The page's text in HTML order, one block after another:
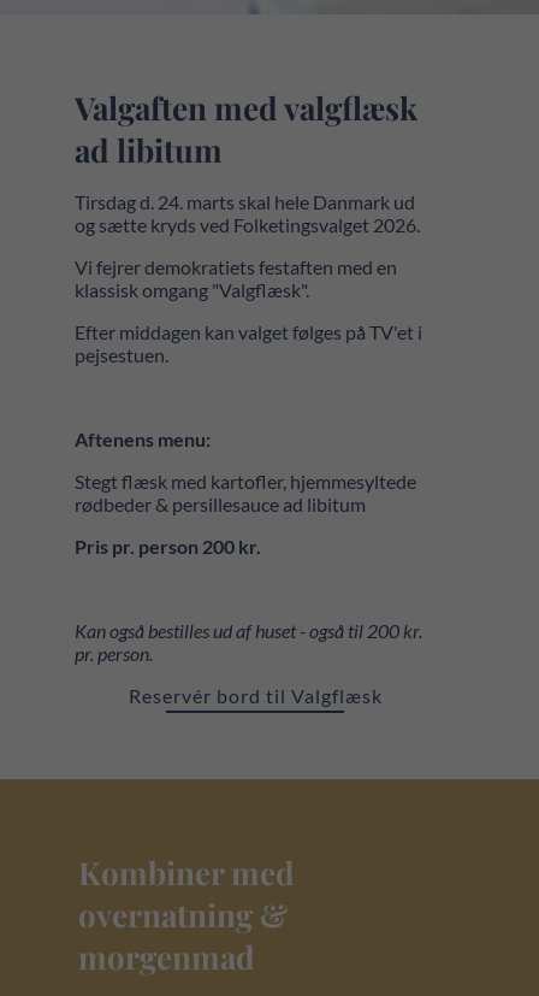
Valgaften med valgflæsk
ad libitum
Tirsdag d. 24. marts skal hele Danmark ud
og sætte kryds ved Folketingsvalget 2026.
Vi fejrer demokratiets festaften med en
klassisk omgang "Valgflæsk".
Efter middagen kan valget følges på TV'et i
pejsestuen.
Aftenens menu:
Stegt flæsk med kartofler, hjemmesyltede
rødbeder & persillesauce ad libitum
Pris pr. person 200 kr.
Kan også bestilles ud af huset - også til 200 kr.
pr. person.
Reservér bord til Valgflæsk
Kombiner med
overnatning &
morgenmad